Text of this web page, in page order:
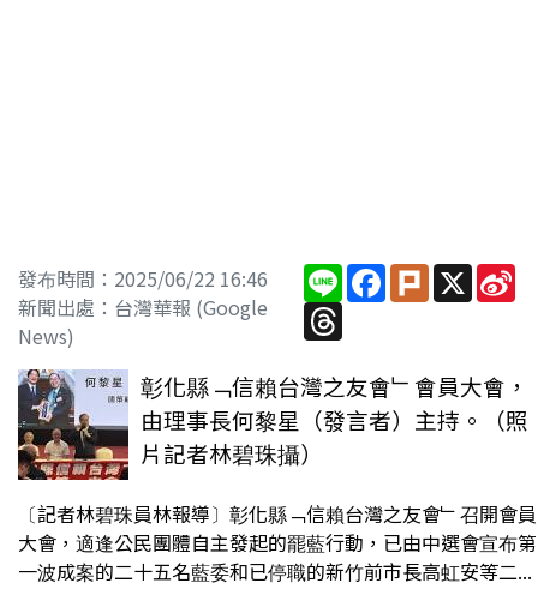
發布時間：2025/06/22 16:46
新聞出處：台灣華報 (Google
News)
Line Facebook
PlurkX
Threads
彰化縣﹁信賴台灣之友會﹂會員大會，
由理事長何黎星（發言者）主持。（照
片記者林碧珠攝）
〔記者林碧珠員林報導〕彰化縣﹁信賴台灣之友會﹂召開會員
大會，適逢公民團體自主發起的罷藍行動，已由中選會宣布第
一波成案的二十五名藍委和已停職的新竹前市長高虹安等二...